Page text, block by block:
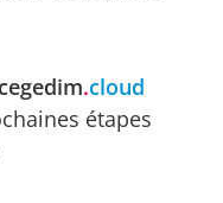
cegedim.cloud
étapes